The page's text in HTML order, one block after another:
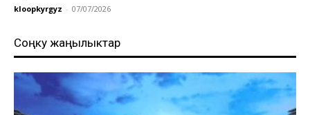
kloopkyrgyz - 07/07/2026
Соңку жаңылыктар